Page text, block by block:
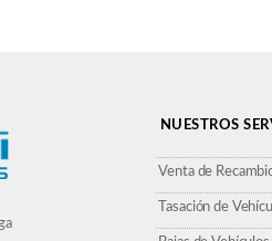
NUESTROS
Venta de
Tasación de